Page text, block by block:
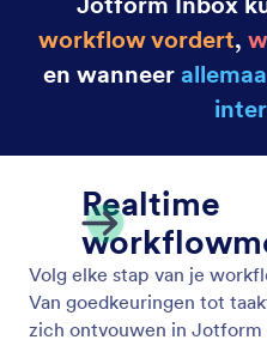
workflow vordert,
en wanneer
Realtime
Volg elke stap van je
Van goedkeuringen tot
zich ontvouwen in